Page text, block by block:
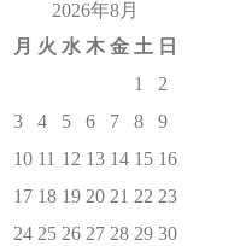
2026年8月
月 火 水 木 金 土 日
1
2
3
4 5 6 7 8
9
10 11 12 13 14 15 16
17 18 19 20 21 22 23
24 25 26 27 28 29 30